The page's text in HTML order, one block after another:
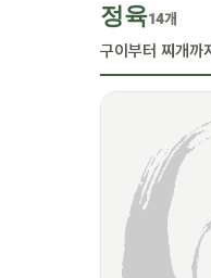
정육14개
구이부터 찌개까